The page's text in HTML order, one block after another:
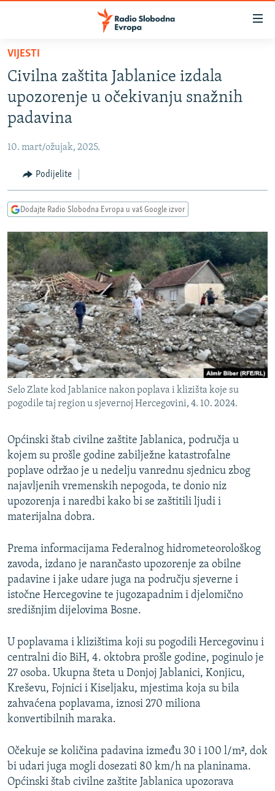
Pređite
glavni
sadržaj
Pređite
na
glavnu
Pređite
na
pretragu
VIJESTI
BOSNA I HERCEGOVINA
SRBIJA
CRNA GORA
VIZUELNO
INFOGRAFIKE
RAT U UKRAJINI
KINA NA BALKANU
RSE PRIČE IZ SVIJETA
ISPRIČAJ MI
DNEVNO@RSE
SPECIJALI RSE
VIŠE OD NASLOVA
GENOCID U SREBRENICI
POPLAVE I KLIZIŠTA U BIH 2024.
POST SCRIPTUM
MOJA EVROPA
TRI DECENIJE OD RATA U BIH
SVE KARTE DEJTONA
PRATITE NAS
VIJESTI
Civilna zaštita Jablanice izdala
upozorenje u očekivanju snažnih
padavina
10. mart/ožujak, 2025.
Podijelite
Dodajte Radio Slobodna Evropa u vaš Google izvor
Selo Zlate kod Jablanice nakon poplava i klizišta koje su
pogodile taj region u sjevernoj Hercegovini, 4. 10. 2024.
Općinski štab civilne zaštite Jablanica, područja u
kojem su prošle godine zabilježne katastrofalne
poplave održao je u nedelju vanrednu sjednicu zbog
najavljenih vremenskih nepogoda, te donio niz
upozorenja i naredbi kako bi se zaštitili ljudi i
materijalna dobra.
Prema informacijama Federalnog hidrometeorološkog
zavoda, izdano je narančasto upozorenje za obilne
padavine i jake udare juga na području sjeverne i
istočne Hercegovine te jugozapadnim i djelomično
središnjim dijelovima Bosne.
U poplavama i klizištima koji su pogodili Hercegovinu i
centralni dio BiH, 4. oktobra prošle godine, poginulo je
27 osoba. Ukupna šteta u Donjoj Jablanici, Konjicu,
Kreševu, Fojnici i Kiseljaku, mjestima koja su bila
zahvaćena poplavama, iznosi 270 miliona
konvertibilnih maraka.
Očekuje se količina padavina između 30 i 100 l/m², dok
bi udari juga mogli dosezati 80 km/h na planinama.
Općinski štab civilne zaštite Jablanica upozorava